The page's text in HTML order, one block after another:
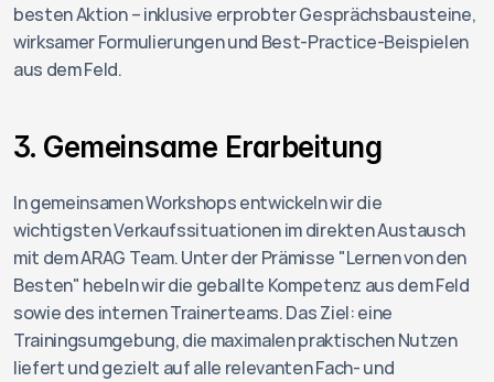
besten Aktion – inklusive erprobter Gesprächsbausteine,
wirksamer Formulierungen und Best-Practice-Beispielen
aus dem Feld.
3. Gemeinsame Erarbeitung
In gemeinsamen Workshops entwickeln wir die
wichtigsten Verkaufssituationen im direkten Austausch
mit dem ARAG Team. Unter der Prämisse "Lernen von den
Besten" hebeln wir die geballte Kompetenz aus dem Feld
sowie des internen Trainerteams. Das Ziel: eine
Trainingsumgebung, die maximalen praktischen Nutzen
liefert und gezielt auf alle relevanten Fach- und